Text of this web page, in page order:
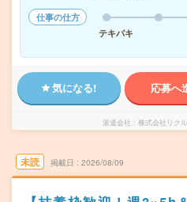
仕事の仕方
テキパキ
気になる! 応募へ
派遣会社 株式会社リク
未読 掲載日 2026/08/09